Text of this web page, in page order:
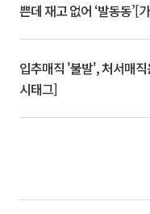
쁜데 재고 없어 ‘발동동’[
입추매직 '불발', 처서매
시태그]